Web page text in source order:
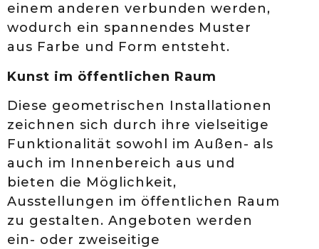
einem anderen verbunden werden,
wodurch ein spannendes Muster
aus Farbe und Form entsteht.
Kunst im öffentlichen Raum
Diese geometrischen Installationen
zeichnen sich durch ihre vielseitige
Funktionalität sowohl im Außen- als
auch im Innenbereich aus und
bieten die Möglichkeit,
Ausstellungen im öffentlichen Raum
zu gestalten. Angeboten werden
ein- oder zweiseitige